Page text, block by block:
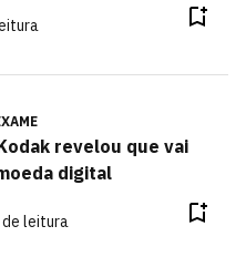
revelou que vai
digital
de leitura